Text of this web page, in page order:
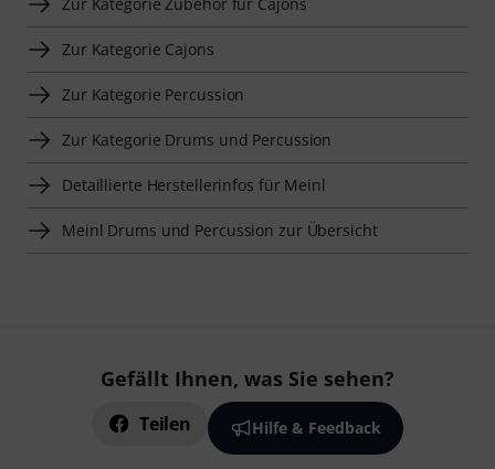
Zur Kategorie Cajons
Zur Kategorie Percussion
Zur Kategorie Drums und Percussion
Detaillierte Herstellerinfos für Meinl
Meinl Drums und Percussion zur Übersicht
Gefällt Ihnen, was Sie sehen?
Teilen Hilfe & Feedback